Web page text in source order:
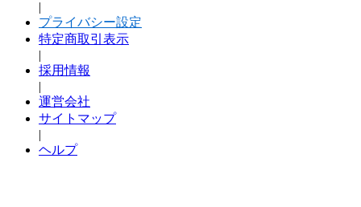
|
プライバシー設定
特定商取引表示
|
採用情報
|
運営会社
サイトマップ
|
ヘルプ